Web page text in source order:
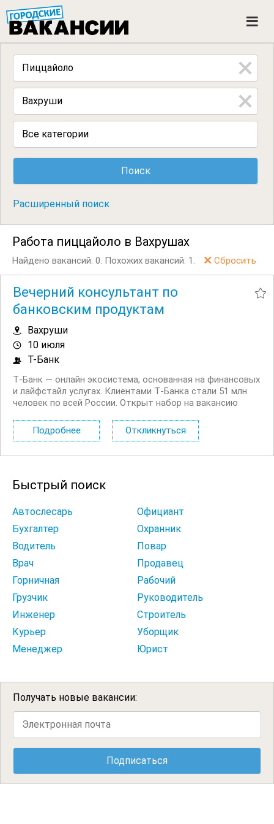
n
Все категории
Расширенный поиск
Работа пиццайоло в Вахрушах
Найдено вакансий: 0. Похожих вакансий: 1. Сбросить
Вечерний консультант по
банковским продуктам
Вахруши
10 июля
Т-Банк
Т‑Банк — онлайн экосистема, основанная на финансовых
и лайфстайл услугах. Клиентами Т‑Банка стали 51 млн
человек по всей России. Открыт набор на вакансию
будете делать: Консультировать клиентов по
депозитным продуктам на входящих звонках...
Подробнее Откликнуться
Быстрый поиск
Автослесарь
Официант
Бухгалтер
Охранник
Водитель
Повар
Врач
Продавец
Горничная
Рабочий
Грузчик
Руководитель
Инженер
Строитель
Курьер
Уборщик
Менеджер
Юрист
Получать новые вакансии: